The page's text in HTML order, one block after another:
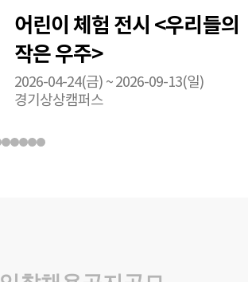
어린이 체험 전시 <우리들의
작은 우주>
2026-04-24(금) ~ 2026-09-13(일)
경기상상캠퍼스